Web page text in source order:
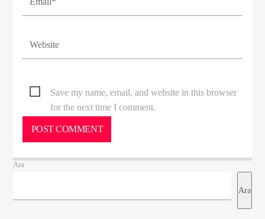
Save my name, email, and website in this browser
for the next time I comment.
Ara
Ara